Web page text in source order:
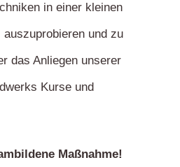
in einer kleinen
und zu
das Anliegen unserer
Kurse und
mbildene Maßnahme!